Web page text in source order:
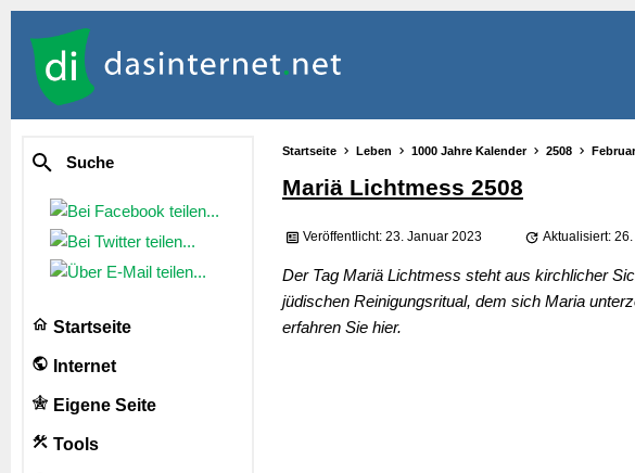
Suche
Startseite
Internet
Eigene Seite
Tools
Startseite Leben 1000 Jahre Kalender 2508 Februar
Mariä Lichtmess 2508
Veröffentlicht: 23. Januar 2023 Aktualisiert:
Der Tag Mariä Lichtmess steht aus kirchlicher
jüdischen Reinigungsritual, dem sich Maria
erfahren Sie hier.